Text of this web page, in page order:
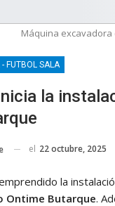
Máquina excavadora
- FUTBOL SALA
la
el 22 octubre, 2025
la
Ontime Butarque.